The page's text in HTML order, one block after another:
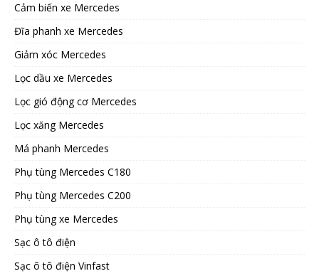
Cảm biến xe Mercedes
Đĩa phanh xe Mercedes
Giảm xóc Mercedes
Lọc dầu xe Mercedes
Lọc gió động cơ Mercedes
Lọc xăng Mercedes
Má phanh Mercedes
Phụ tùng Mercedes C180
Phụ tùng Mercedes C200
Phụ tùng xe Mercedes
Sạc ô tô điện
Sạc ô tô điện Vinfast